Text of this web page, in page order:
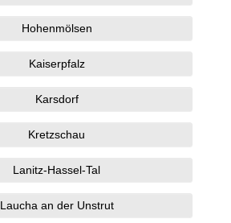
Hohenmölsen
Kaiserpfalz
Karsdorf
Kretzschau
Lanitz-Hassel-Tal
Laucha an der Unstrut